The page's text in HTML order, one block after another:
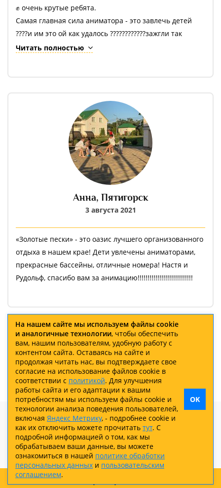
✊ очень крутые ребята.
Самая главная сила аниматора - это завлечь детей
????и им это ой как удалось ????????????зажгли так
зажгли
Читать полностью
Анна, Пятигорск
3 августа 2021
«Золотые пески» - это оазис лучшего организованного
отдыха в нашем крае! Дети увлечены аниматорами,
прекрасные бассейны, отличные номера! Настя и
Рудольф, спасибо вам за анимацию!!!!!!!!!!!!!!!!!!!!!!!!!!!!
1 2 3 4 5 6
8
Разработка —WEBELEMENT
На нашем сайте мы используем файлы cookie
и аналогичные технологии, чтобы обеспечить
вам, нашим пользователям, удобную работу с
контентом сайта. Оставаясь на сайте и
продолжая читать нас, вы подтверждаете свое
согласие на использование файлов cookie в
соответствии с политикой. Для улучшения
работы сайта и его адаптации к вашим
потребностям мы используем файлы cookie и
технологии анализа поведения пользователей,
включая Яндекс Метрику, - подробнее cookie и
как их отключить можете прочитать тут. С
подробной информацией о том, как мы
обрабатываем ваши данные, вы можете
ознакомиться в нашей политике обработки
персональных данных и пользовательским
соглашением.
OK